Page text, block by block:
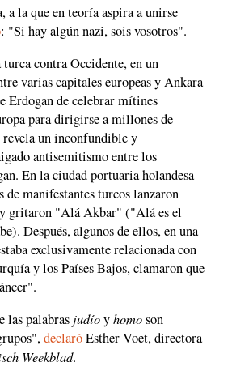
a la que en teoría aspira a unirse
: "Si hay algún nazi, sois vosotros".
contra Occidente, en un
varias capitales europeas y Ankara
Erdogan de celebrar mítines
para dirigirse a millones de
un inconfundible y
antisemitismo entre los
En la ciudad portuaria holandesa
de manifestantes turcos lanzaron
gritaron "Alá Akbar" ("Alá es el
Después, algunos de ellos, en una
exclusivamente relacionada con
y los Países Bajos, clamaron que
las palabras judíoyhomoson
declaróEsther Voet, directora
Weekblad.